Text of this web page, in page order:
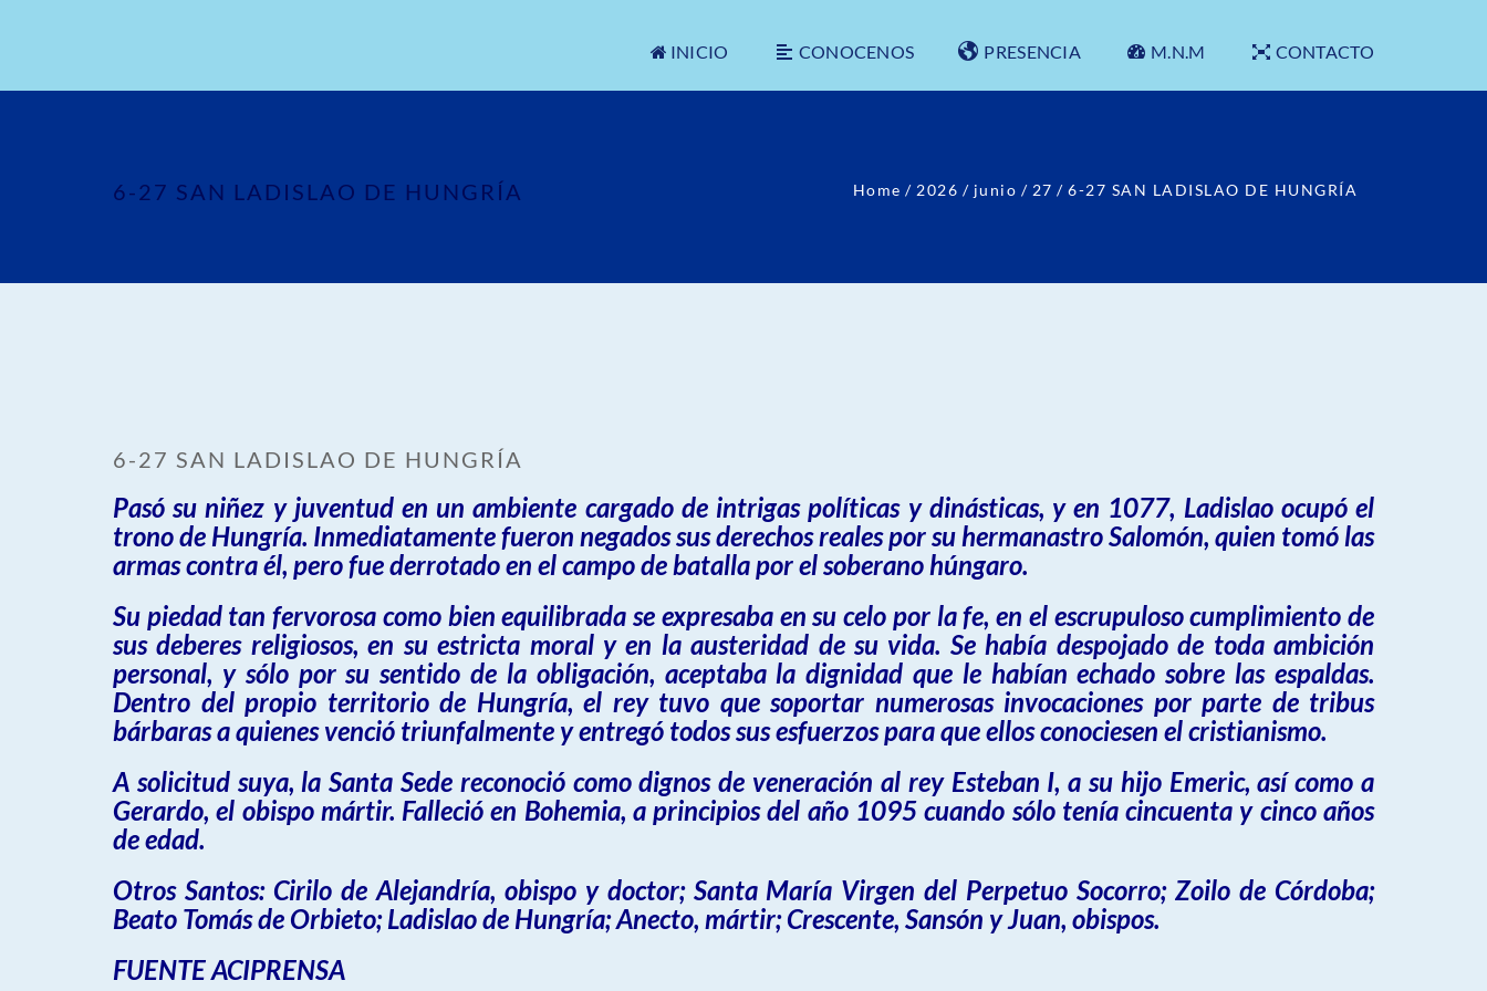
INICIO CONOCENOS PRESENCIA M.N.M CONTACTO
6-27 SAN LADISLAO DE HUNGRÍA Home / 2026 / junio / 27 / 6-27 SAN LADISLAO DE HUNGRÍA
6-27 SAN LADISLAO DE HUNGRÍA
Pasó su niñez y juventud en un ambiente cargado de intrigas políticas y dinásticas, y en 1077, Ladislao ocupó el
trono de Hungría. Inmediatamente fueron negados sus derechos reales por su hermanastro Salomón, quien tomó las
armas contra él, pero fue derrotado en el campo de batalla por el soberano húngaro.
Su piedad tan fervorosa como bien equilibrada se expresaba en su celo por la fe, en el escrupuloso cumplimiento de
sus deberes religiosos, en su estricta moral y en la austeridad de su vida. Se había despojado de toda ambición
personal, y sólo por su sentido de la obligación, aceptaba la dignidad que le habían echado sobre las espaldas.
Dentro del propio territorio de Hungría, el rey tuvo que soportar numerosas invocaciones por parte de tribus
bárbaras a quienes venció triunfalmente y entregó todos sus esfuerzos para que ellos conociesen el cristianismo.
A solicitud suya, la Santa Sede reconoció como dignos de veneración al rey Esteban I, a su hijo Emeric, así como a
Gerardo, el obispo mártir. Falleció en Bohemia, a principios del año 1095 cuando sólo tenía cincuenta y cinco años
de edad.
Otros Santos: Cirilo de Alejandría, obispo y doctor; Santa María Virgen del Perpetuo Socorro; Zoilo de Córdoba;
Beato Tomás de Orbieto; Ladislao de Hungría; Anecto, mártir; Crescente, Sansón y Juan, obispos.
FUENTE ACIPRENSA